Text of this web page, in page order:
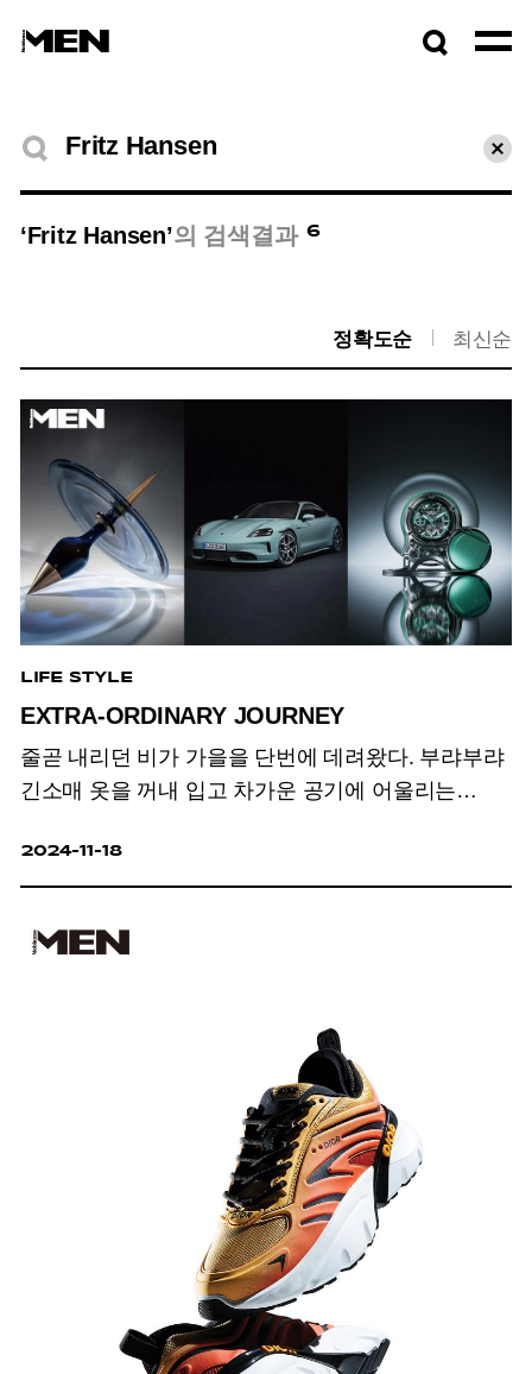
검색결과
초기
‘Fritz Hansen’의 검색결과 6
정확도순 최신순
LIFE STYLE
EXTRA-ORDINARY JOURNEY
줄곧 내리던 비가 가을을 단번에 데려왔다. 부랴부랴
긴소매 옷을 꺼내 입고 차가운 공기에 어울리는
위한 새롭고 아름다운 것에 대한 호기심이
생겨난다면,맨 노블레스가 전하는 비범한 물건을
2024-11-18